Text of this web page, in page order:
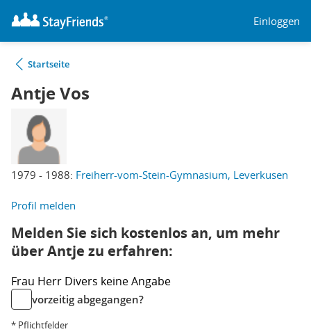
Einloggen
Startseite
Antje Vos
1979 - 1988: Freiherr-vom-Stein-Gymnasium, Leverkusen
Profil melden
Melden Sie sich kostenlos an, um mehr
über Antje zu erfahren:
Frau Herr Divers keine Angabe
vorzeitig abgegangen?
* Pflichtfelder